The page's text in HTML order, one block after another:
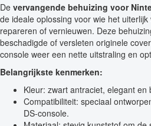
De vervangende behuizing voor
de ideale oplossing voor wie het
repareren of vernieuwen. Deze
beschadigde of versleten originele
console weer een nette uitstraling en
Belangrijkste kenmerken:
Kleur: zwart antraciet, elegant
Compatibiliteit: speciaal
DS-console.